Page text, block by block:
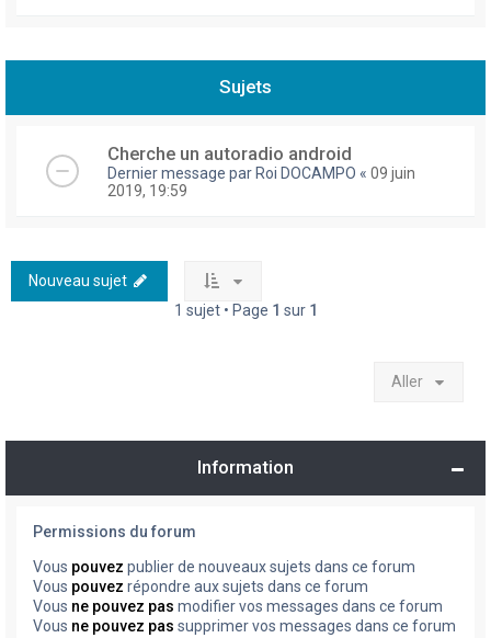
Sujets
Cherche un autoradio android
Dernier message par Roi DOCAMPO « 09 juin
2019, 19:59
Nouveau sujet
1 sujet • Page 1 sur 1
Aller
Information
Permissions du forum
Vous pouvez publier de nouveaux sujets dans ce forum
Vous pouvez répondre aux sujets dans ce forum
Vous ne pouvez pas modifier vos messages dans ce forum
Vous ne pouvez pas supprimer vos messages dans ce forum